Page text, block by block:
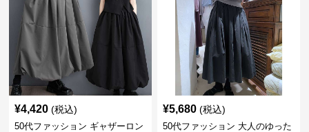
¥4,420 (税込)
50代ファッション ギャザーロン
¥5,680 (税込)
50代ファッション 大人のゆった